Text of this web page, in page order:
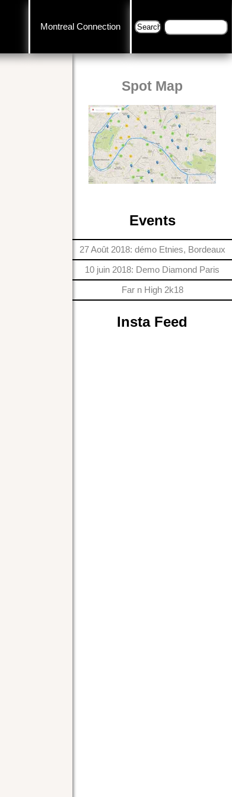
Montreal Connection
Spot Map
Events
27 Août 2018: démo Etnies, Bordeaux
10 juin 2018: Demo Diamond Paris
Far n High 2k18
Insta Feed